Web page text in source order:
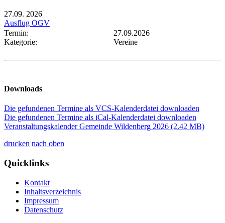
27.09. 2026
Ausflug OGV
Termin:
27.09.2026
Kategorie:
Vereine
Downloads
Die gefundenen Termine als VCS-Kalenderdatei downloaden
Die gefundenen Termine als iCal-Kalenderdatei downloaden
Veranstaltungskalender Gemeinde Wildenberg 2026 (2.42 MB)
drucken nach oben
Quicklinks
Kontakt
Inhaltsverzeichnis
Impressum
Datenschutz